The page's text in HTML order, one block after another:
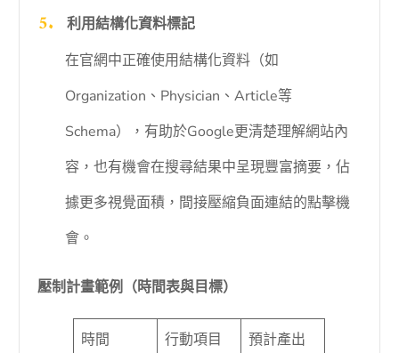
利用結構化資料標記
在官網中正確使用結構化資料（如
Organization、Physician、Article等
Schema），有助於Google更清楚理解網站內
容，也有機會在搜尋結果中呈現豐富摘要，佔
據更多視覺面積，間接壓縮負面連結的點擊機
會。
壓制計畫範例（時間表與目標）
時間 行動項目 預計產出